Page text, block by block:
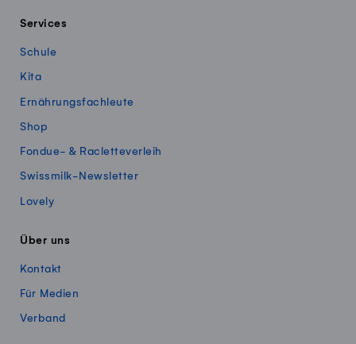
Services
Schule
Kita
Ernährungsfachleute
Shop
Fondue- & Racletteverleih
Swissmilk-Newsletter
Lovely
Über uns
Kontakt
Für Medien
Verband